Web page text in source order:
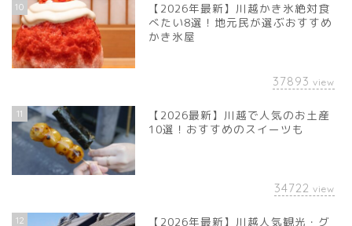
10
【2026年最新】川越かき氷絶対食
べたい8選！地元民が選ぶおすすめ
かき氷屋
37893 view
11
【2026最新】川越で人気のお土産
10選！おすすめのスイーツも
34722 view
12
【2026年最新】川越人気観光・グ